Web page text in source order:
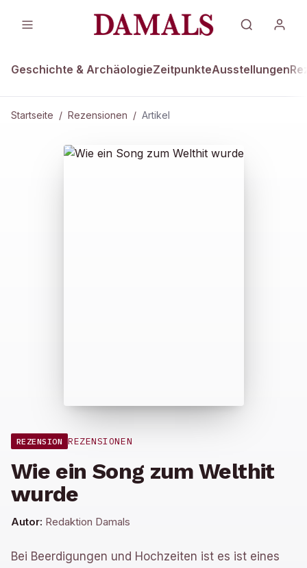
Geschichte & ArchäologieZeitpunkteAusstellungen
Startseite / Rezensionen / Artikel
REZENSION REZENSIONEN
Wie ein Song zum Welthit
wurde
Autor: Redaktion Damals
Bei Beerdigungen und Hochzeiten ist es ist eines